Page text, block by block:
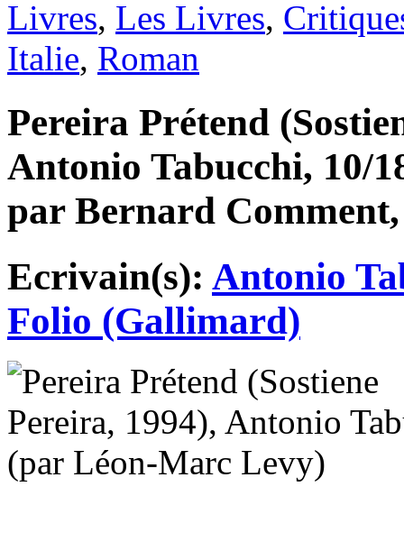
Livres, Les Livres,
Italie, Roman
Pereira Prétend
Antonio Tabucchi, 10/
par Bernard
Ecrivain(s): Antonio
Folio (Gallimard)